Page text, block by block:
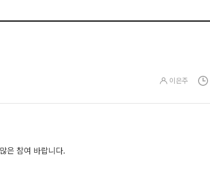
이은주
은 참여 바랍니다.